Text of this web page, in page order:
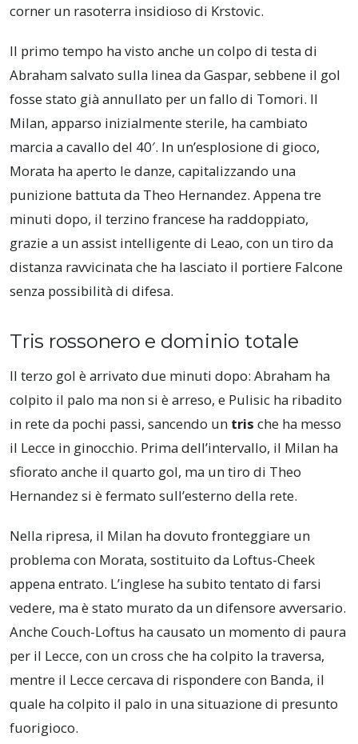
corner un rasoterra insidioso di Krstovic.
Il primo tempo ha visto anche un colpo di testa di
Abraham salvato sulla linea da Gaspar, sebbene il gol
fosse stato già annullato per un fallo di Tomori. Il
Milan, apparso inizialmente sterile, ha cambiato
marcia a cavallo del 40′. In un’esplosione di gioco,
Morata ha aperto le danze, capitalizzando una
punizione battuta da Theo Hernandez. Appena tre
minuti dopo, il terzino francese ha raddoppiato,
grazie a un assist intelligente di Leao, con un tiro da
distanza ravvicinata che ha lasciato il portiere Falcone
senza possibilità di difesa.
Tris rossonero e dominio totale
Il terzo gol è arrivato due minuti dopo: Abraham ha
colpito il palo ma non si è arreso, e Pulisic ha ribadito
in rete da pochi passi, sancendo un tris che ha messo
il Lecce in ginocchio. Prima dell’intervallo, il Milan ha
sfiorato anche il quarto gol, ma un tiro di Theo
Hernandez si è fermato sull’esterno della rete.
Nella ripresa, il Milan ha dovuto fronteggiare un
problema con Morata, sostituito da Loftus-Cheek
appena entrato. L’inglese ha subito tentato di farsi
vedere, ma è stato murato da un difensore avversario.
Anche Couch-Loftus ha causato un momento di paura
per il Lecce, con un cross che ha colpito la traversa,
mentre il Lecce cercava di rispondere con Banda, il
quale ha colpito il palo in una situazione di presunto
fuorigioco.